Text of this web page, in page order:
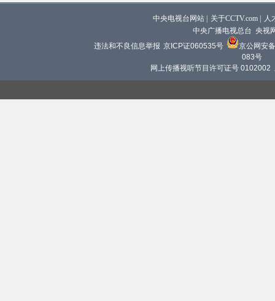
中央电视台网站 关于CCTV.com
人
中央广播电视总台 央视
违法和不良信息举报 京ICP证060535号
京公网安
083号
网上传播视听节目许可证号